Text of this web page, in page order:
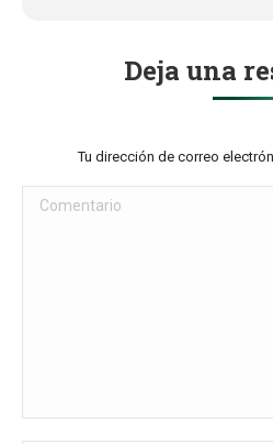
Deja una
Tu dirección de correo
Comentario